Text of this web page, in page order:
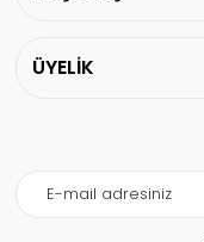
ÜYELİK